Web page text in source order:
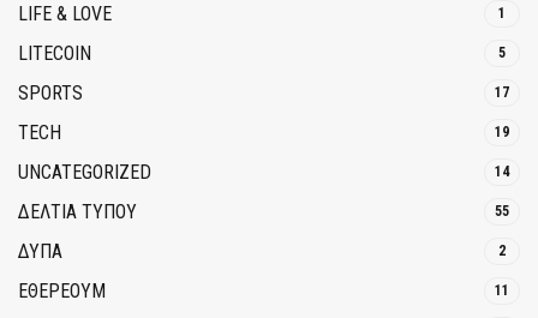
LIFE & LOVE 1
LITECOIN 5
SPORTS 17
TECH 19
UNCATEGORIZED 14
ΔΕΛΤΙΑ ΤΥΠΟΥ 55
ΔΥΠΑ 2
ΕΘΈΡΕΟΥΜ 11